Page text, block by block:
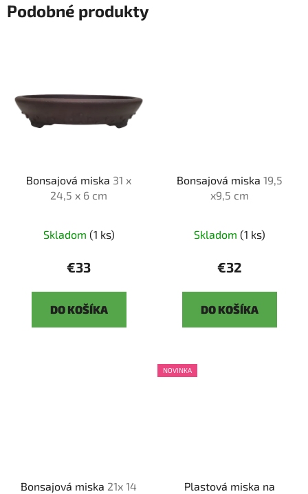
Podobné produkty
Bonsajová miska 31 x
24,5 x 6 cm
Skladom (1 ks)
€33
DO KOŠÍKA
Bonsajová miska 19,5
x9,5 cm
Skladom (1 ks)
€32
DO KOŠÍKA
Bonsajová miska 21x 14
NOVINKA
Plastová miska na